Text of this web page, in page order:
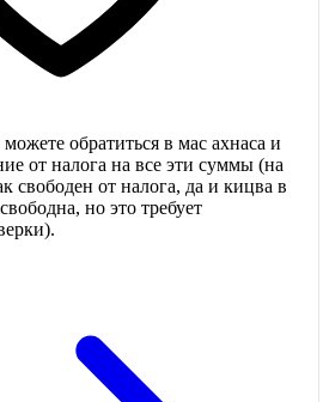
обратиться в мас ахнаса и
от налога на все эти суммы (на
свободен от налога, да и кицва в
но это требует